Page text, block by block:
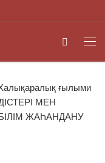
Search
ғылыми
МЕН
ЖАҺАНДАНУ